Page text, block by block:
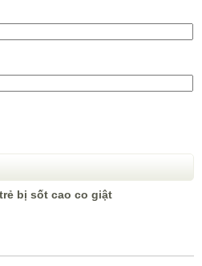
bị sốt cao co giật